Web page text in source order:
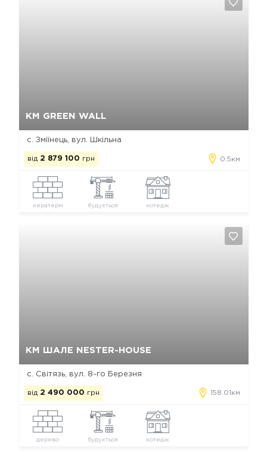
КМ GREEN WALL
с. Зміїнець, вул. Шкільна
від 2 879 100 грн 0.5км
кератерм будується котедж
КМ ШАЛЕ NESTER-HOUSE
c. Світязь, вул. 8-го Березня
від 2 490 000 грн 158.01км
дерево будується котедж